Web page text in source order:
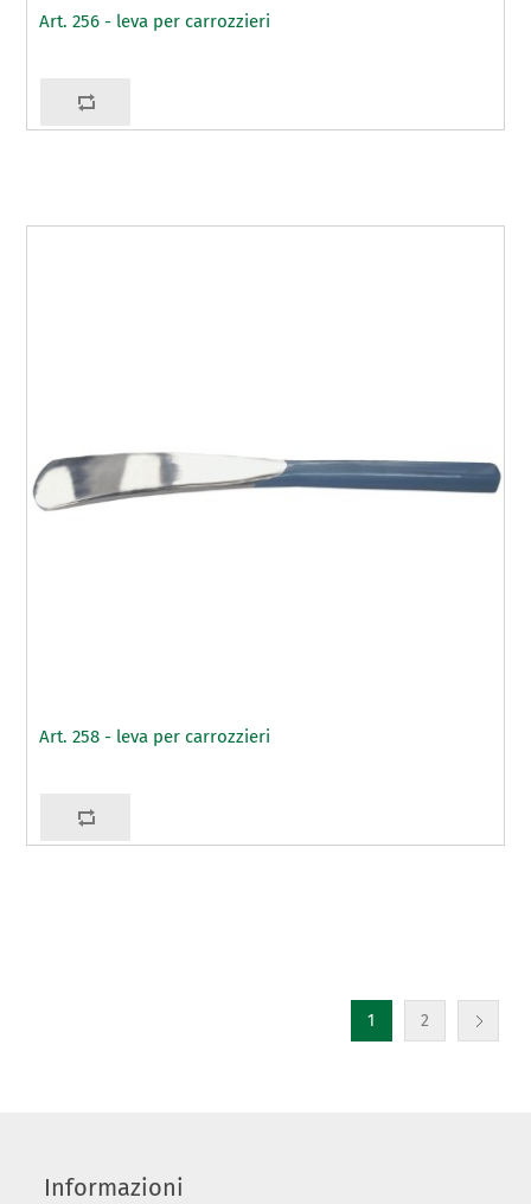
Art. 256 - leva per carrozzieri
Art. 258 - leva per carrozzieri
1 2
Informazioni